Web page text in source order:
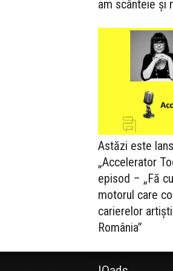
am scânteie și
Astăzi este
„Accelerator
episod – „Fă
motorul care
carierelor
România”